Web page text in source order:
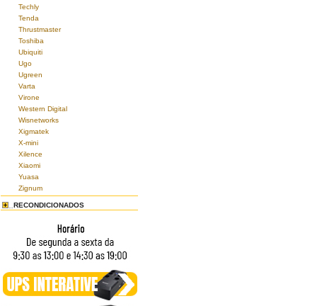
Techly
Tenda
Thrustmaster
Toshiba
Ubiquiti
Ugo
Ugreen
Varta
Virone
Western Digital
Wisnetworks
Xigmatek
X-mini
Xilence
Xiaomi
Yuasa
Zignum
RECONDICIONADOS